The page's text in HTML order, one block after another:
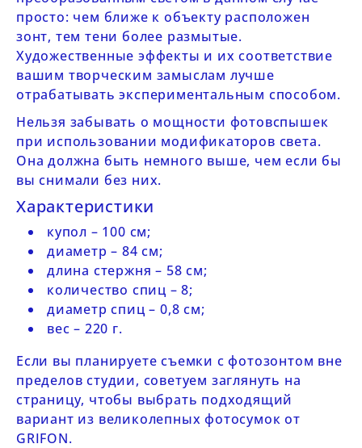
просто: чем ближе к объекту расположен
зонт, тем тени более размытые.
Художественные эффекты и их соответствие
вашим творческим замыслам лучше
отрабатывать экспериментальным способом.
Нельзя забывать о мощности фотовспышек
при использовании модификаторов света.
Она должна быть немного выше, чем если бы
вы снимали без них.
Характеристики
купол – 100 см;
диаметр – 84 см;
длина стержня – 58 см;
количество спиц – 8;
диаметр спиц – 0,8 см;
вес – 220 г.
Если вы планируете съемки с фотозонтом вне
пределов студии, советуем заглянуть на
страницу, чтобы выбрать подходящий
вариант из великолепных фотосумок от
GRIFON.